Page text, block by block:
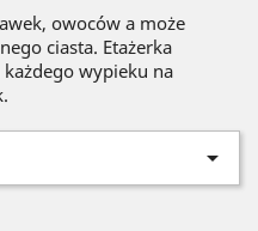
owoców a może
ciasta. Etażerka
wypieku na
